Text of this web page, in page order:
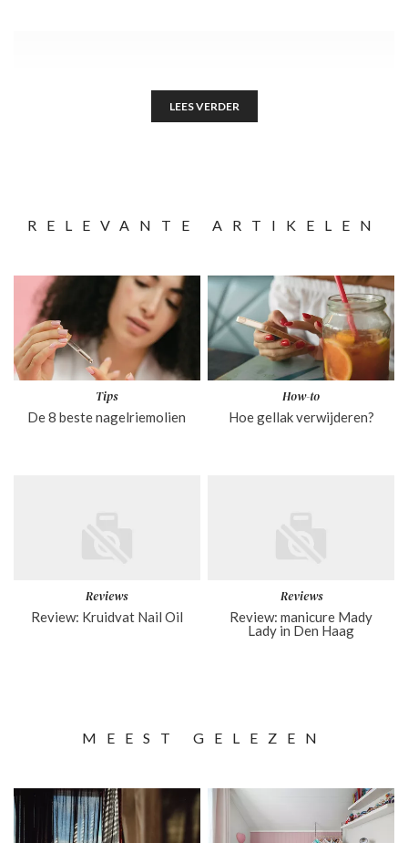
LEES VERDER
RELEVANTE ARTIKELEN
Tips
De 8 beste nagelriemolien
How-to
Hoe gellak verwijderen?
Reviews
Review: Kruidvat Nail Oil
Reviews
Review: manicure Mady
Lady in Den Haag
MEEST GELEZEN